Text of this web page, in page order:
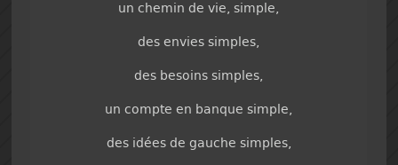
un chemin de vie, simple,
des envies simples,
des besoins simples,
un compte en banque simple,
des idées de gauche simples,